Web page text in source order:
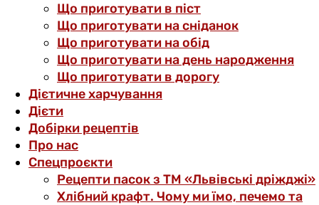
Що приготувати в піст
Що приготувати на сніданок
Що приготувати на обід
Що приготувати на день народження
Що приготувати в дорогу
Дієтичне харчування
Дієти
Добірки рецептів
Про нас
Спецпроєкти
Рецепти пасок з ТМ «Львівські дріжджі»
Хлібний крафт. Чому ми їмо, печемо та